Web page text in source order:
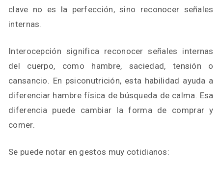
clave no es la perfección, sino reconocer señales
internas.
Interocepción significa reconocer señales internas
del cuerpo, como hambre, saciedad, tensión o
cansancio. En psiconutrición, esta habilidad ayuda a
diferenciar hambre física de búsqueda de calma. Esa
diferencia puede cambiar la forma de comprar y
comer.
Se puede notar en gestos muy cotidianos: